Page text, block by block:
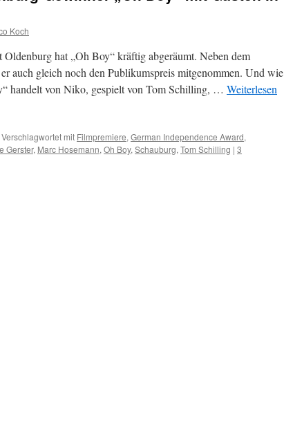
Koch
hat „Oh Boy“ kräftig abgeräumt. Neben dem
auch gleich noch den Publikumspreis mitgenommen. Und wie
handelt von Niko, gespielt von Tom Schilling, … Weiterlesen
Verschlagwortet mit Filmpremiere, German Independence Award,
Gerster, Marc Hosemann, Oh Boy, Schauburg, Tom Schilling | 3